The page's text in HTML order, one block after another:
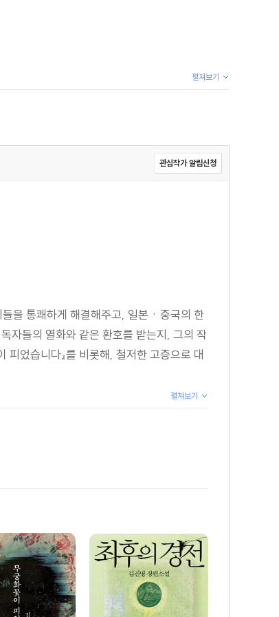
펼쳐보기
관심작가 알림신청
들을 통쾌하게 해결해주고, 일본ㆍ중국의 한
자들의 열화와 같은 환호를 받는지, 그의 작
었습니다』를 비롯해, 철저한 고증으로 대
펼쳐보기